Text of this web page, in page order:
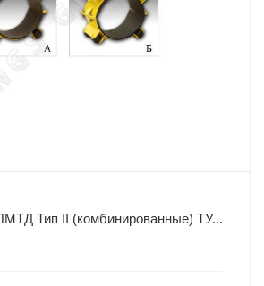
Тип II (комбинированные) ТУ...